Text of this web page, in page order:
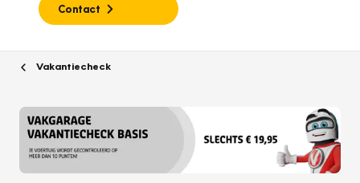
Contact
Vakantiecheck